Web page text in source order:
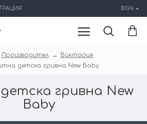
BGN
Производител
Виктория
детска гривна New Baby
гривна New
Baby